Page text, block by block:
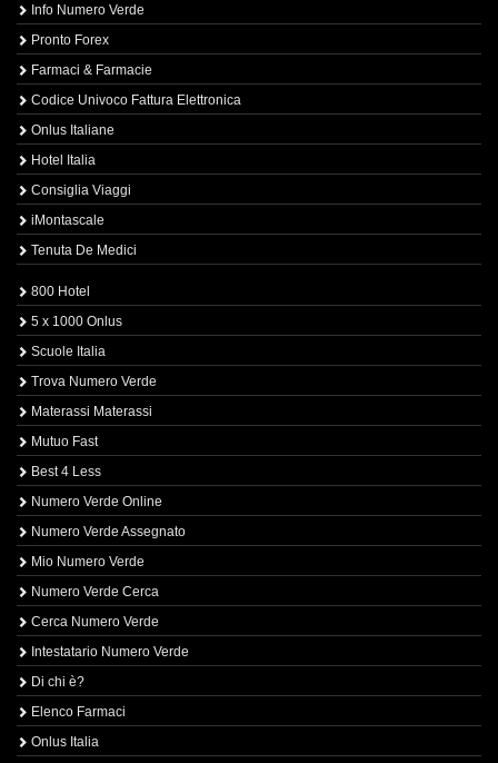
Info Numero Verde
Pronto Forex
Farmaci & Farmacie
Codice Univoco Fattura Elettronica
Onlus Italiane
Hotel Italia
Consiglia Viaggi
iMontascale
Tenuta De Medici
800 Hotel
5 x 1000 Onlus
Scuole Italia
Trova Numero Verde
Materassi Materassi
Mutuo Fast
Best 4 Less
Numero Verde Online
Numero Verde Assegnato
Mio Numero Verde
Numero Verde Cerca
Cerca Numero Verde
Intestatario Numero Verde
Di chi è?
Elenco Farmaci
Onlus Italia